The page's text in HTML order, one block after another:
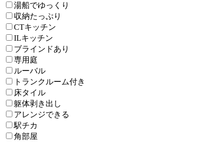
湯船でゆっくり
収納たっぷり
CTキッチン
ILキッチン
ブラインドあり
専用庭
ルーバル
トランクルーム付き
床タイル
躯体剥き出し
アレンジできる
駅チカ
角部屋